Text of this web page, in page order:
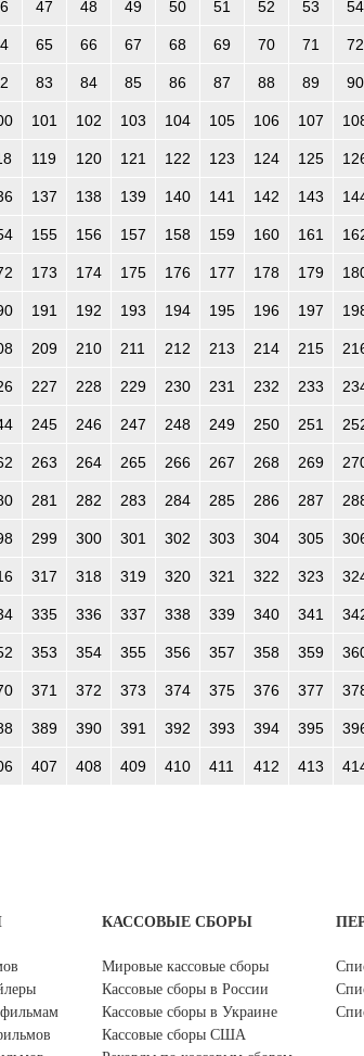
47 48 49 50 51 52 53 54
65 66 67 68 69 70 71 72
83 84 85 86 87 88 89 90
101 102 103 104 105 106 107
119 120 121 122 123 124 125
137 138 139 140 141 142 143
155 156 157 158 159 160 161
173 174 175 176 177 178 179
191 192 193 194 195 196 197
209 210 211 212 213 214 215
227 228 229 230 231 232 233
245 246 247 248 249 250 251
263 264 265 266 267 268 269
281 282 283 284 285 286 287
299 300 301 302 303 304 305
317 318 319 320 321 322 323
335 336 337 338 339 340 341
353 354 355 356 357 358 359
371 372 373 374 375 376 377
389 390 391 392 393 394 395
407 408 409 410 411 412 413
КАССОВЫЕ СБОРЫ
Мировые кассовые сборы
Кассовые сборы в России
Кассовые сборы в Украине
Кассовые сборы США